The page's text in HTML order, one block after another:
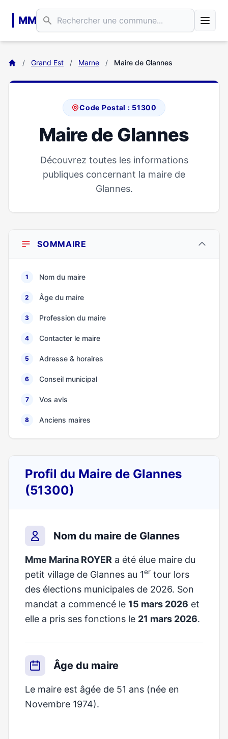
MM
/ Grand Est / Marne / Maire de Glannes
Code Postal : 51300
Maire de Glannes
Découvrez toutes les informations
publiques concernant la maire de
Glannes.
SOMMAIRE
1 Nom du maire
2 Âge du maire
3 Profession du maire
4 Contacter le maire
5 Adresse & horaires
6 Conseil municipal
7 Vos avis
8 Anciens maires
Profil du Maire de Glannes
(51300)
Nom du maire de Glannes
Mme Marina ROYER a été élue maire du
petit village de Glannes au 1er tour lors
des élections municipales de 2026. Son
mandat a commencé le 15 mars 2026 et
elle a pris ses fonctions le 21 mars 2026.
Âge du maire
Le maire est âgée de 51 ans (née en
Novembre 1974).